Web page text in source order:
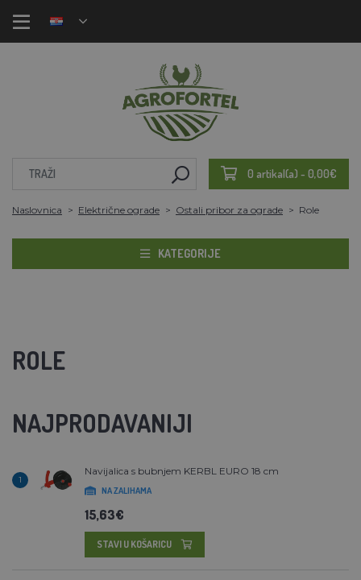
0 artikal(a) - 0,00€
Naslovnica Električne ograde Ostali pribor za ograde Role
KATEGORIJE
ROLE
NAJPRODAVANIJI
1
Navijalica s bubnjem KERBL EURO 18 cm
NA ZALIHAMA
15,63€
STAVI U KOŠARICU